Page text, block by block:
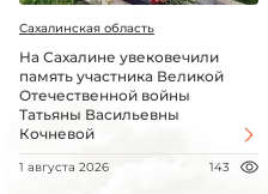
Сахалинская область
На Сахалине увековечили
память участника Великой
Отечественной войны
Татьяны Васильевны
Кочневой
1 августа 2026 143